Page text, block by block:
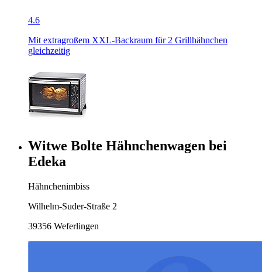
4.6
Mit extragroßem XXL-Backraum für 2 Grillhähnchen
gleichzeitig
Witwe Bolte Hähnchenwagen bei
Edeka
Hähnchenimbiss
Wilhelm-Suder-Straße 2
39356 Weferlingen